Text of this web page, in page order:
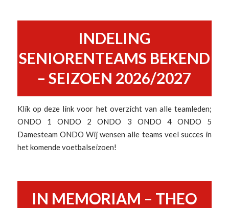
INDELING
SENIORENTEAMS BEKEND
– SEIZOEN 2026/2027
Klik op deze link voor het overzicht van alle teamleden;
ONDO 1 ONDO 2 ONDO 3 ONDO 4 ONDO 5
Damesteam ONDO Wij wensen alle teams veel succes in
het komende voetbalseizoen!
IN MEMORIAM – THEO